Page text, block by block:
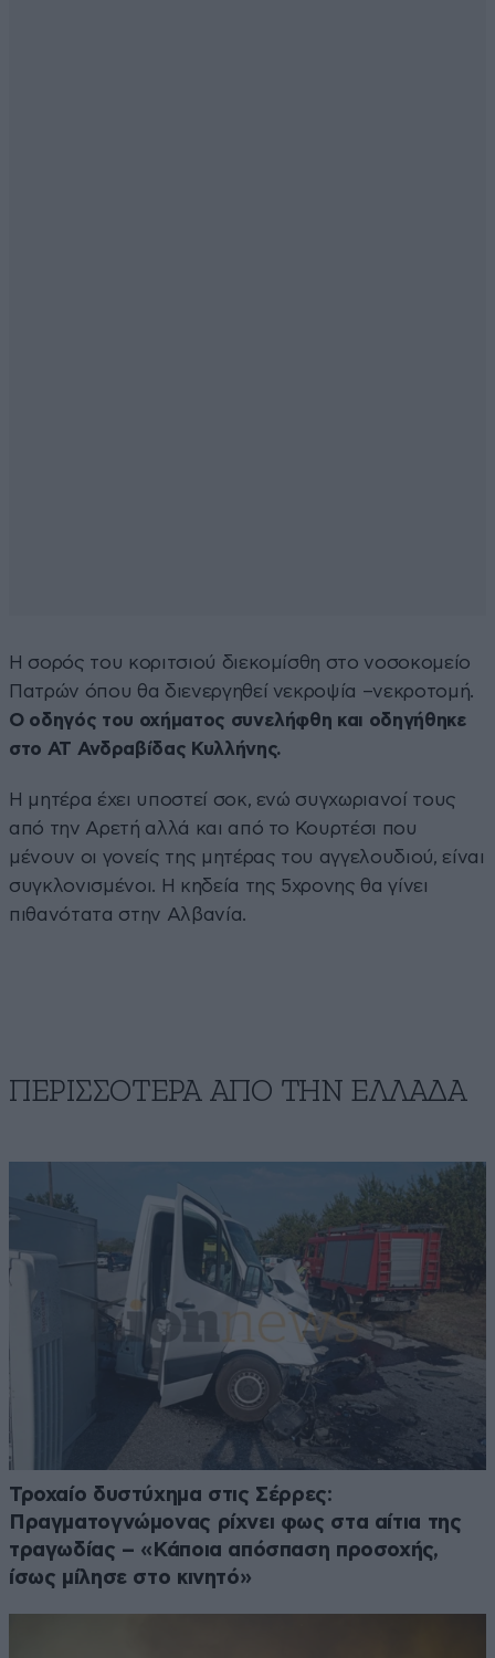
Η σορός του κοριτσιού διεκομίσθη στο νοσοκομείο
Πατρών όπου θα διενεργηθεί νεκροψία –νεκροτομή.
Ο οδηγός του οχήματος συνελήφθη και οδηγήθηκε
στο ΑΤ Ανδραβίδας Κυλλήνης.
Η μητέρα έχει υποστεί σοκ, ενώ συγχωριανοί τους
από την Αρετή αλλά και από το Κουρτέσι που
μένουν οι γονείς της μητέρας του αγγελουδιού, είναι
συγκλονισμένοι. Η κηδεία της 5χρονης θα γίνει
πιθανότατα στην Αλβανία.
ΠΕΡΙΣΣΟΤΕΡΑ ΑΠΟ ΤΗΝ ΕΛΛΑΔΑ
Τροχαίο δυστύχημα στις Σέρρες:
Πραγματογνώμονας ρίχνει φως στα αίτια της
τραγωδίας – «Κάποια απόσπαση προσοχής,
ίσως μίλησε στο κινητό»